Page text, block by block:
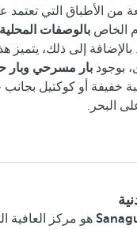
الخاص بالوصفات المحلية
إلى ذلك، يتميز
بوجود بار مسرحي وبار
خفيفة أو كوكتيل
البحر.
هو مركز